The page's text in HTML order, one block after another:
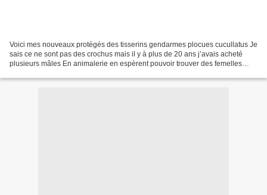
Voici mes nouveaux protégés des tisserins gendarmes plocues cucullatus Je
sais ce ne sont pas des crochus mais il y à plus de 20 ans j’avais acheté
plusieurs mâles En animalerie en espèrent pouvoir trouver des femelles